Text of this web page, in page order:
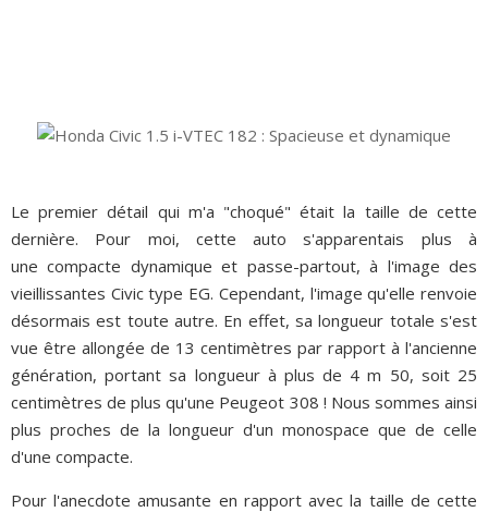
Le premier détail qui m'a "choqué" était la taille de cette
dernière. Pour moi, cette auto s'apparentais plus à
une compacte dynamique et passe-partout, à l'image des
vieillissantes Civic type EG. Cependant, l'image qu'elle renvoie
désormais est toute autre. En effet, sa longueur totale s'est
vue être allongée de 13 centimètres par rapport à l'ancienne
génération, portant sa longueur à plus de 4 m 50, soit 25
centimètres de plus qu'une Peugeot 308 ! Nous sommes ainsi
plus proches de la longueur d'un monospace que de celle
d'une compacte.
Pour l'anecdote amusante en rapport avec la taille de cette